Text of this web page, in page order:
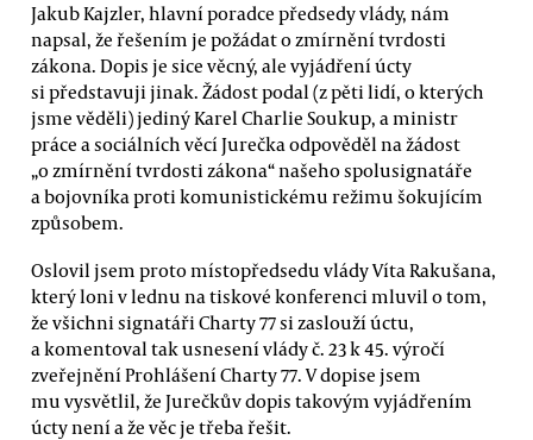
Jakub Kajzler, hlavní poradce předsedy vlády, nám
napsal, že řešením je požádat o zmírnění tvrdosti
zákona. Dopis je sice věcný, ale vyjádření úcty
si představuji jinak. Žádost podal (z pěti lidí, o kterých
jsme věděli) jediný Karel Charlie Soukup, a ministr
práce a sociálních věcí Jurečka odpověděl na žádost
„o zmírnění tvrdosti zákona“ našeho spolusignatáře
a bojovníka proti komunistickému režimu šokujícím
způsobem.
Oslovil jsem proto místopředsedu vlády Víta Rakušana,
který loni v lednu na tiskové konferenci mluvil o tom,
že všichni signatáři Charty 77 si zaslouží úctu,
a komentoval tak usnesení vlády č. 23 k 45. výročí
zveřejnění Prohlášení Charty 77. V dopise jsem
mu vysvětlil, že Jurečkův dopis takovým vyjádřením
úcty není a že věc je třeba řešit.